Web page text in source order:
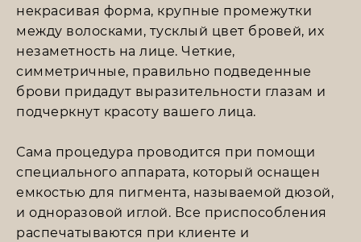
некрасивая форма, крупные промежутки
между волосками, тусклый цвет бровей, их
незаметность на лице. Четкие,
симметричные, правильно подведенные
брови придадут выразительности глазам и
подчеркнут красоту вашего лица.
Сама процедура проводится при помощи
специального аппарата, который оснащен
емкостью для пигмента, называемой дюзой,
и одноразовой иглой. Все приспособления
распечатываются при клиенте и